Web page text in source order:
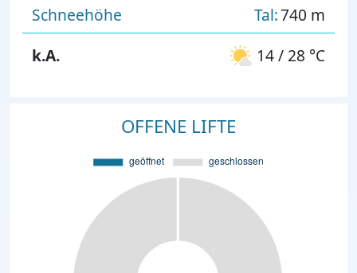
Schneehöhe Tal:740 m
k.A.
14 / 28 °C
OFFENE LIFTE